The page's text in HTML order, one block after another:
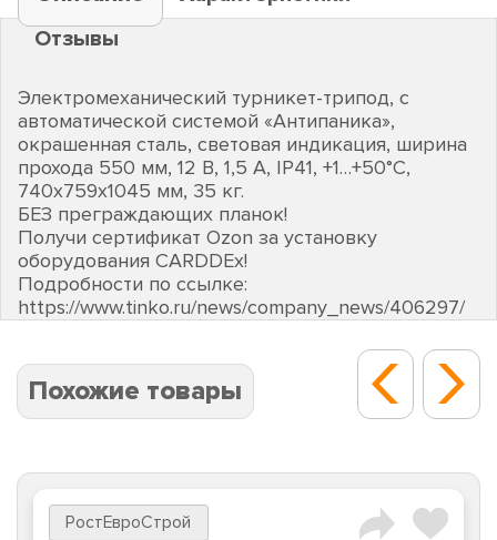
Отзывы
Электромеханический турникет-трипод, с
автоматической системой «Антипаника»,
окрашенная сталь, световая индикация, ширина
прохода 550 мм, 12 В, 1,5 А, IP41, +1…+50°C,
740х759х1045 мм, 35 кг.
БЕЗ преграждающих планок!
Получи сертификат Ozon за установку
оборудования CARDDEх!
Подробности по ссылке:
https://www.tinko.ru/news/company_news/406297/
Похожие товары
РостЕвроСтрой